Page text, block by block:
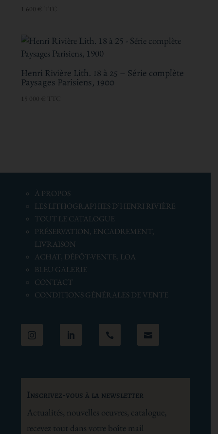
1 600 € TTC
Henri Rivière Lith. 18 à 25 – Série complète
Paysages Parisiens, 1900
15 000 € TTC
À PROPOS
LES LITHOGRAPHIES D’HENRI RIVIÈRE
TOUT LE CATALOGUE
PRÉSERVATION, ENCADREMENT,
LIVRAISON
ACHAT, DÉPÔT-VENTE, LOA
BLEU GALERIE
CONTACT
CONDITIONS GÉNÉRALES DE VENTE
   
Inscrivez-vous à la newsletter
Actualités, nouvelles oeuvres, catalogue,
recevez tout dans votre boîte mail